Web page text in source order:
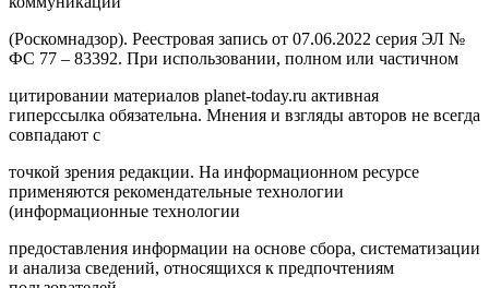
(Роскомнадзор). Реестровая запись от 07.06.2022 серия ЭЛ №
ФС 77 – 83392. При использовании, полном или частичном
цитировании материалов planet-today.ru активная
гиперссылка обязательна. Мнения и взгляды авторов не всегда
совпадают с
точкой зрения редакции. На информационном ресурсе
применяются рекомендательные технологии
(информационные технологии
предоставления информации на основе сбора, систематизации
и анализа сведений, относящихся к предпочтениям